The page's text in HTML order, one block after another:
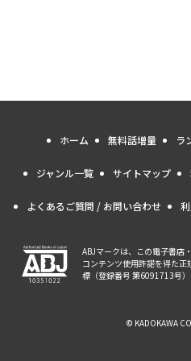
ホーム 無料話増量 ラ
ジャンル一覧 サイトマップ
よくあるご質問 / お問い合わせ
ABJマークは、この電子書店
コンテンツ使用許諾を得た
標（登録番号 第6091713号）
© KADOKAWA